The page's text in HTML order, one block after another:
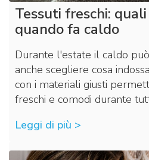
Tessuti freschi:
quando fa caldo
Durante l'estate il caldo
anche scegliere cosa
con i materiali giusti
freschi e comodi durante
Leggi di più >